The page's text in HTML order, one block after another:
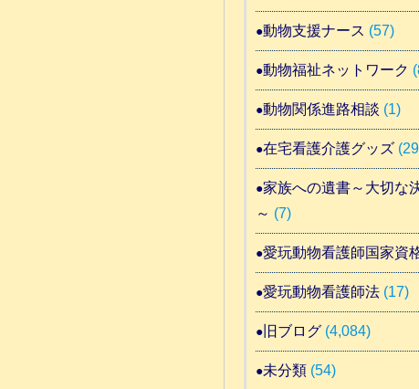
動物支援ナース (57)
動物福祉ネットワーク
動物関係進路相談 (1)
在宅看護介護グッズ
家族への遺書～大切な
～ (7)
愛玩動物看護師国家資
愛玩動物看護師法(17)
旧ブログ(4,084)
未分類(54)